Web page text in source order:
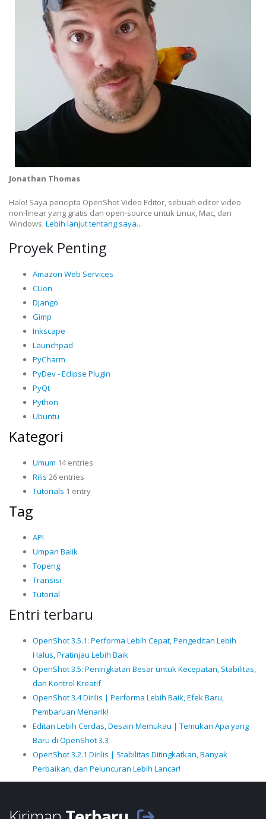
Jonathan Thomas
Halo! Saya pencipta OpenShot Video Editor, sebuah editor video
non-linear yang gratis dan open-source untuk Linux, Mac, dan
Windows. Lebih lanjut tentang saya...
Proyek Penting
Amazon Web Services
CLion
Django
Gimp
Inkscape
Launchpad
PyCharm
PyDev - Eclipse Plugin
PyQt
Python
Ubuntu
Kategori
Umum 14 entries
Rilis 26 entries
Tutorials 1 entry
Tag
API
Umpan Balik
Topeng
Transisi
Tutorial
Entri terbaru
OpenShot 3.5.1: Performa Lebih Cepat, Pengeditan Lebih
Halus, Pratinjau Lebih Baik
OpenShot 3.5: Peningkatan Besar untuk Kecepatan, Stabilitas,
dan Kontrol Kreatif
OpenShot 3.4 Dirilis | Performa Lebih Baik, Efek Baru,
Pembaruan Menarik!
Editan Lebih Cerdas, Desain Memukau | Temukan Apa yang
Baru di OpenShot 3.3
OpenShot 3.2.1 Dirilis | Stabilitas Ditingkatkan, Banyak
Perbaikan, dan Peluncuran Lebih Lancar!